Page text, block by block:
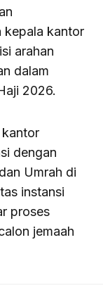
kepala kantor
arahan
dalam
2026.
dengan
Umrah di
instansi
proses
jemaah